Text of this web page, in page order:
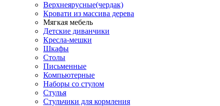
Верхнеярусные(чердак)
Кровати из массива дерева
Мягкая мебель
Детские диванчики
Кресла-мешки
Шкафы
Столы
Письменные
Компьютерные
Наборы со стулом
Стулья
Стульчики для кормления